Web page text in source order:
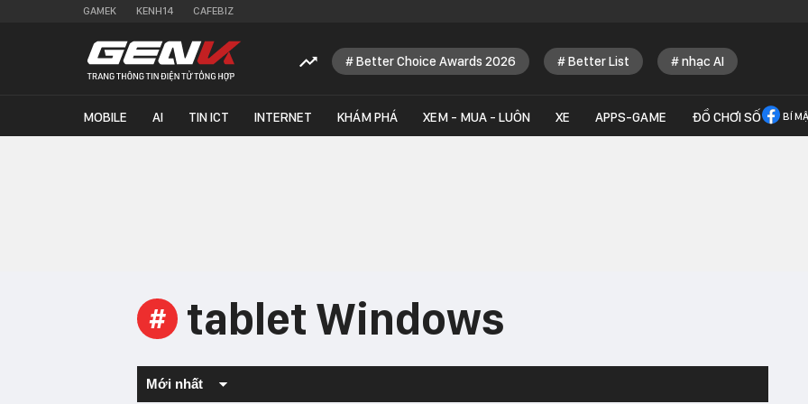
GAMEK KENH14 CAFEBIZ
Better Choice Awards 2026 Better List nhạc AI
MOBILE AI TIN ICT INTERNET KHÁM PHÁ XEM - MUA - LUÔN XE APPS-GAME ĐỒ CHƠI SỐ BÍ
# tablet Windows
Mới nhất